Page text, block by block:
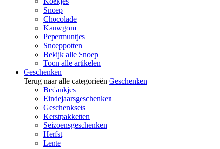
Snoep
Chocolade
Kauwgom
Pepermuntjes
Snoeppotten
Bekijk alle Snoep
Toon alle artikelen
Geschenken
Terug naar alle categorieën Geschenken
Bedankjes
Eindejaarsgeschenken
Geschenksets
Kerstpakketten
Seizoensgeschenken
Herfst
Lente